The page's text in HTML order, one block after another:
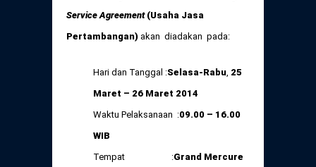
Service Agreement(Usaha Jasa
Pertambangan) akan diadakan pada:
Hari dan Tanggal :Selasa-Rabu, 25
Maret – 26 Maret 2014
Waktu Pelaksanaan :09.00 – 16.00
WIB
Tempat :Grand Mercure